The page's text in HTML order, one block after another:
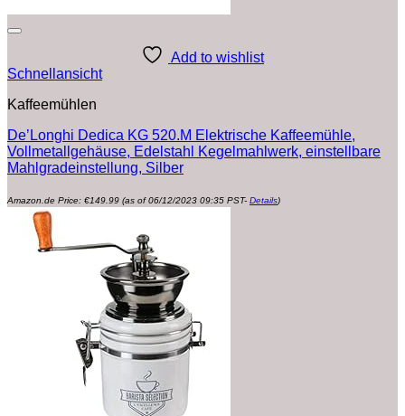
Add to wishlist
Schnellansicht
Kaffeemühlen
De’Longhi Dedica KG 520.M Elektrische Kaffeemühle,
Vollmetallgehäuse, Edelstahl Kegelmahlwerk, einstellbare
Mahlgradeinstellung, Silber
Amazon.de Price: €149.99 (as of 06/12/2023 09:35 PST- Details)